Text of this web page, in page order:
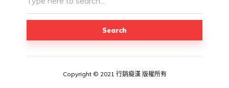
Search
Copyright © 2021 行銷癡漢 版權所有